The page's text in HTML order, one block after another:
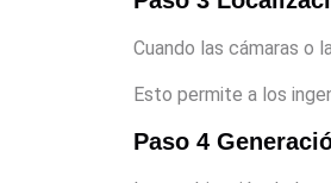
Cuando las cámaras o
Esto permite a los
Paso 4